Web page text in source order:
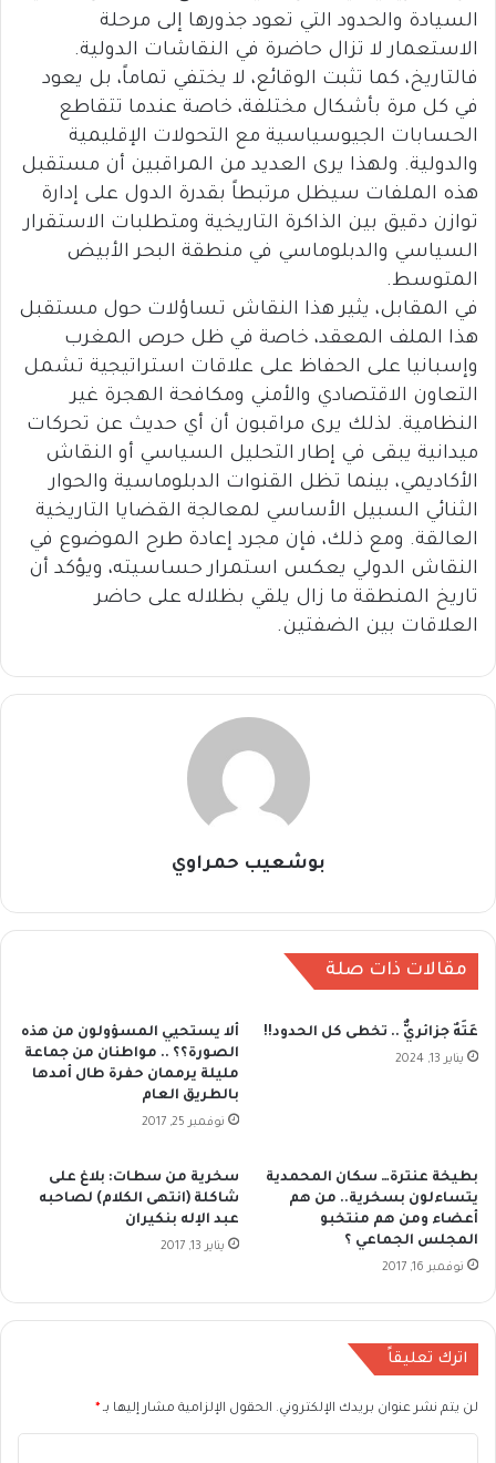
السيادة والحدود التي تعود جذورها إلى مرحلة
الاستعمار لا تزال حاضرة في النقاشات الدولية.
فالتاريخ، كما تثبت الوقائع، لا يختفي تماماً، بل يعود
في كل مرة بأشكال مختلفة، خاصة عندما تتقاطع
الحسابات الجيوسياسية مع التحولات الإقليمية
والدولية. ولهذا يرى العديد من المراقبين أن مستقبل
هذه الملفات سيظل مرتبطاً بقدرة الدول على إدارة
توازن دقيق بين الذاكرة التاريخية ومتطلبات الاستقرار
السياسي والدبلوماسي في منطقة البحر الأبيض
المتوسط.
في المقابل، يثير هذا النقاش تساؤلات حول مستقبل
هذا الملف المعقد، خاصة في ظل حرص المغرب
وإسبانيا على الحفاظ على علاقات استراتيجية تشمل
التعاون الاقتصادي والأمني ومكافحة الهجرة غير
النظامية. لذلك يرى مراقبون أن أي حديث عن تحركات
ميدانية يبقى في إطار التحليل السياسي أو النقاش
الأكاديمي، بينما تظل القنوات الدبلوماسية والحوار
الثنائي السبيل الأساسي لمعالجة القضايا التاريخية
العالقة. ومع ذلك، فإن مجرد إعادة طرح الموضوع في
النقاش الدولي يعكس استمرار حساسيته، ويؤكد أن
تاريخ المنطقة ما زال يلقي بظلاله على حاضر
العلاقات بين الضفتين.
بوشعيب حمراوي
مقالات ذات صلة
عَتَهٌ جزائريٌّ .. تخطى كل الحدود!!
يناير 13, 2024
ألا يستحيي المسؤولون من هذه
الصورة؟؟ .. مواطنان من جماعة
مليلة يرممان حفرة طال أمدها
بالطريق العام
نوفمبر 25, 2017
بطيخة عنترة… سكان المحمدية
يتساءلون بسخرية.. من هم
أعضاء ومن هم منتخبو
المجلس الجماعي ؟
نوفمبر 16, 2017
سخرية من سطات: بلاغ على
شاكلة (انتهى الكلام) لصاحبه
عبد الإله بنكيران
يناير 13, 2017
اترك تعليقاً
لن يتم نشر عنوان بريدك الإلكتروني. الحقول الإلزامية مشار إليها بـ *